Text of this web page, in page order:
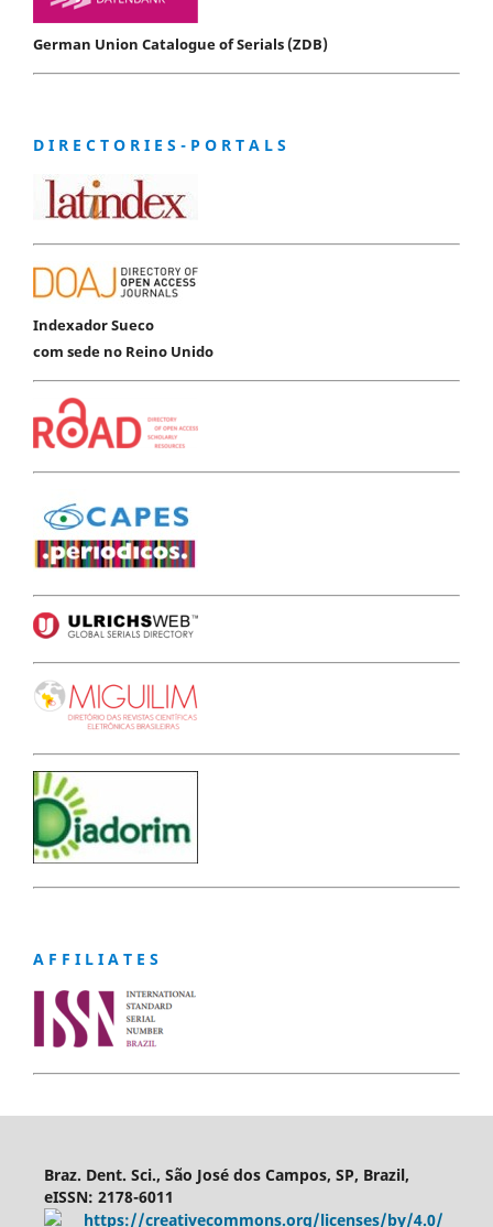
German Union Catalogue of Serials (ZDB)
D I R E C T O R I E S - P O R T A L S
Indexador Sueco
com sede no Reino Unido
A F F I L I A T E S
Braz. Dent. Sci., São José dos Campos, SP, Brazil,
eISSN: 2178-6011
https://creativecommons.org/licenses/by/4.0/